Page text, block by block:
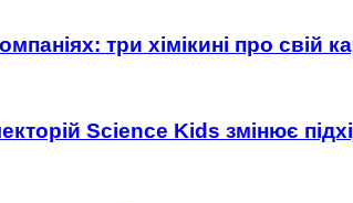
три хімікині про свій
Science Kids змінює